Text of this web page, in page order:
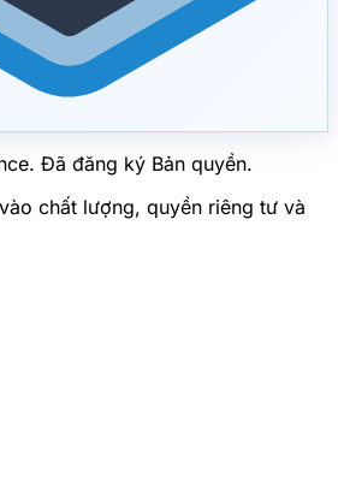
Đã đăng ký Bản quyền.
chất lượng, quyền riêng tư và